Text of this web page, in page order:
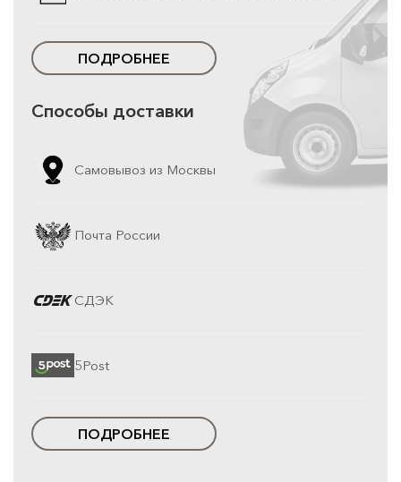
ПОДРОБНЕЕ
Способы доставки
Самовывоз из Москвы
Почта России
СДЭК
5Post
ПОДРОБНЕЕ